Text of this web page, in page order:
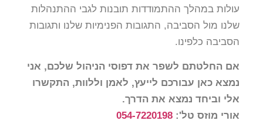
עולות במהלך ההתמודדות תובנות לגבי ההתנהלות
שלנו מול הסביבה, התגובות הפנימיות שלנו ותגובות
הסביבה כלפינו.
אם החלטתם לשפר את דפוסי הניהול שלכם, אני
נמצא כאן עבורכם לייעץ, לאמן וללוות, התקשרו
אלי וביחד נמצא את הדרך.
אורי מוזס טל': 054-7220198